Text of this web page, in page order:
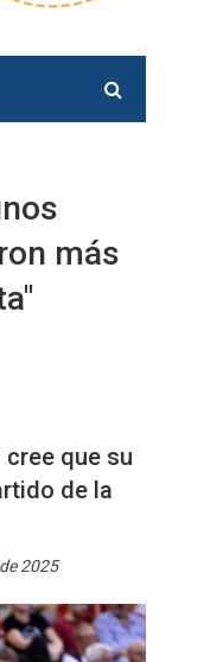
más
cree que su
de la
2025